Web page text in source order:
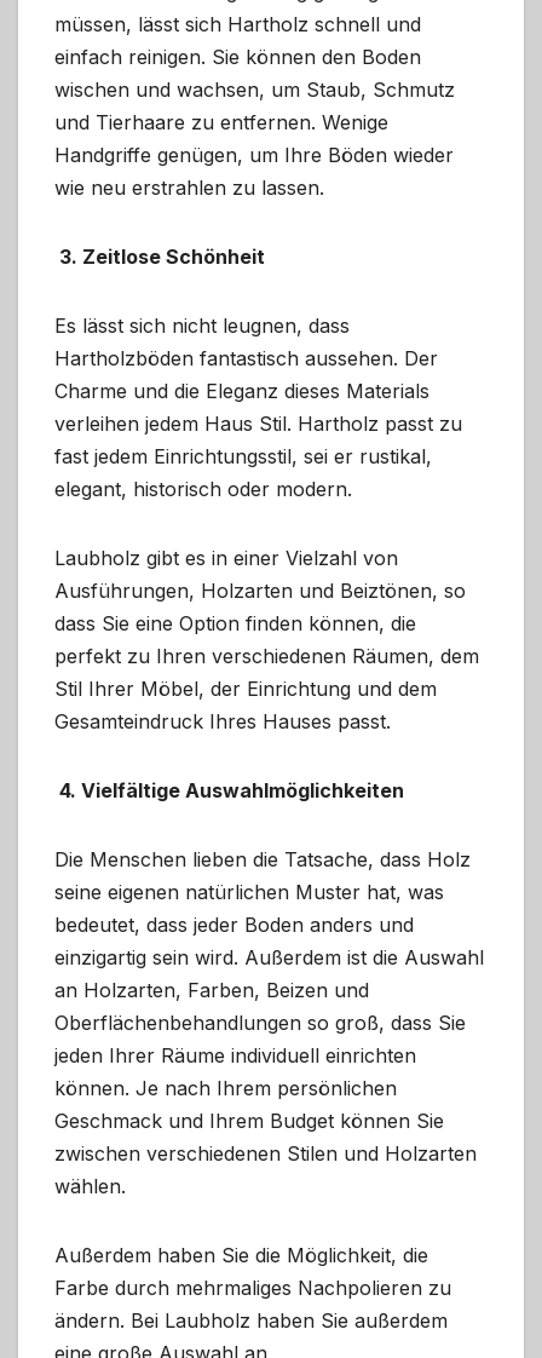
müssen, lässt sich Hartholz schnell und
einfach reinigen. Sie können den Boden
wischen und wachsen, um Staub, Schmutz
und Tierhaare zu entfernen. Wenige
Handgriffe genügen, um Ihre Böden wieder
wie neu erstrahlen zu lassen.
3. Zeitlose Schönheit
Es lässt sich nicht leugnen, dass
Hartholzböden fantastisch aussehen. Der
Charme und die Eleganz dieses Materials
verleihen jedem Haus Stil. Hartholz passt zu
fast jedem Einrichtungsstil, sei er rustikal,
elegant, historisch oder modern.
Laubholz gibt es in einer Vielzahl von
Ausführungen, Holzarten und Beiztönen, so
dass Sie eine Option finden können, die
perfekt zu Ihren verschiedenen Räumen, dem
Stil Ihrer Möbel, der Einrichtung und dem
Gesamteindruck Ihres Hauses passt.
4. Vielfältige Auswahlmöglichkeiten
Die Menschen lieben die Tatsache, dass Holz
seine eigenen natürlichen Muster hat, was
bedeutet, dass jeder Boden anders und
einzigartig sein wird. Außerdem ist die Auswahl
an Holzarten, Farben, Beizen und
Oberflächenbehandlungen so groß, dass Sie
jeden Ihrer Räume individuell einrichten
können. Je nach Ihrem persönlichen
Geschmack und Ihrem Budget können Sie
zwischen verschiedenen Stilen und Holzarten
wählen.
Außerdem haben Sie die Möglichkeit, die
Farbe durch mehrmaliges Nachpolieren zu
ändern. Bei Laubholz haben Sie außerdem
eine große Auswahl an